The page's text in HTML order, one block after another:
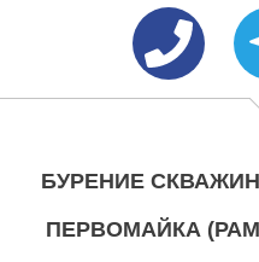
БУРЕНИЕ
ПЕРВОМАЙКА